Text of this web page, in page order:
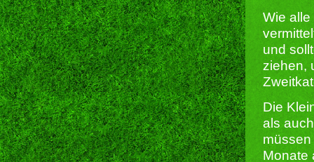
Wie
und
ziehen,
Die
als
Monate